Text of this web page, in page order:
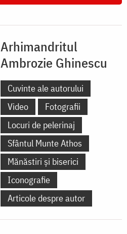
Arhimandritul
Ambrozie Ghinescu
Cuvinte ale autorului
Video
Fotografii
Locuri de pelerinaj
Sfântul Munte Athos
Mănăstiri și biserici
Iconografie
Articole despre autor